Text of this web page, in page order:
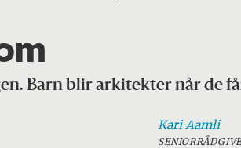
Barn blir arkitekter når de
Kari Aamli